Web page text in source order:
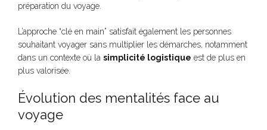
préparation du voyage.
L’approche “clé en main” satisfait également les personnes
souhaitant voyager sans multiplier les démarches, notamment
dans un contexte où la simplicité logistique est de plus en
plus valorisée.
Évolution des mentalités face au
voyage